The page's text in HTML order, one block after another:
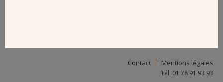
Contact Mentions légales
Tél. 01 78 91 93 93